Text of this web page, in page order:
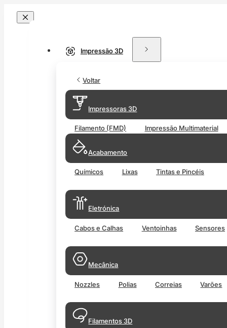
Impressão 3D
Voltar
Impressoras 3D
Filamento (FMD) Impressão Multimaterial
Acabamento
Químicos Lixas Tintas e Pincéis
Eletrónica
Cabos e Calhas Ventoinhas Sensores
Mecânica
Nozzles Polias Correias Varões
Filamentos 3D